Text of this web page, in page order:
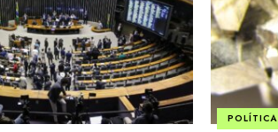
POLÍTICA